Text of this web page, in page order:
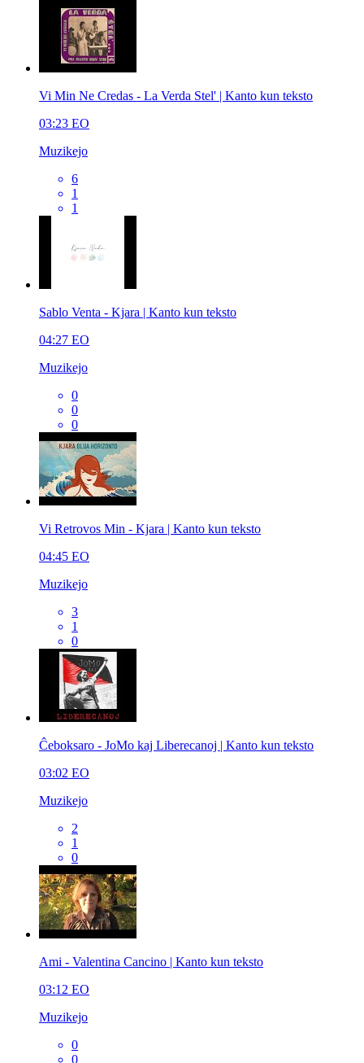
Vi Min Ne Credas - La Verda Stel' | Kanto kun teksto
03:23 EO
Muzikejo
6
1
1
Sablo Venta - Kjara | Kanto kun teksto
04:27 EO
Muzikejo
0
0
0
Vi Retrovos Min - Kjara | Kanto kun teksto
04:45 EO
Muzikejo
3
1
0
Ĉeboksaro - JoMo kaj Liberecanoj | Kanto kun teksto
03:02 EO
Muzikejo
2
1
0
Ami - Valentina Cancino | Kanto kun teksto
03:12 EO
Muzikejo
0
0